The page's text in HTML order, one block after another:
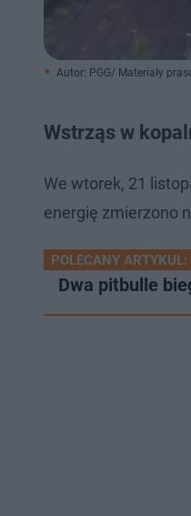
Autor: PGG/ Materiały
Wstrząs w
We wtorek, 21
energię zmierzono
POLECANY ARTYKUŁ:
Dwa pitbulle